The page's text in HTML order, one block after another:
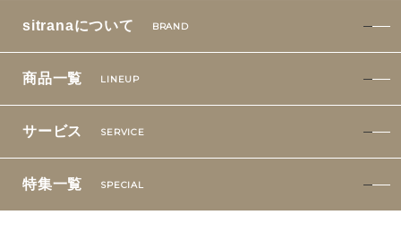
ご注文はフリーダイヤルでも承ります
0120-557-020
受付時間 全日 9:00~18:00 ※年末年始を除く
sitranaについて BRAND
商品一覧 LINEUP
サービス SERVICE
特集一覧 SPECIAL